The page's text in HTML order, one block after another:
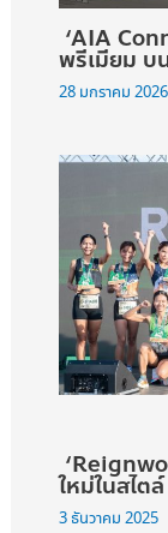
‘AIA
พรีเมียม บ
28 มกราคม 2026
ใหม่ในสไต
3 ธันวาคม 2025